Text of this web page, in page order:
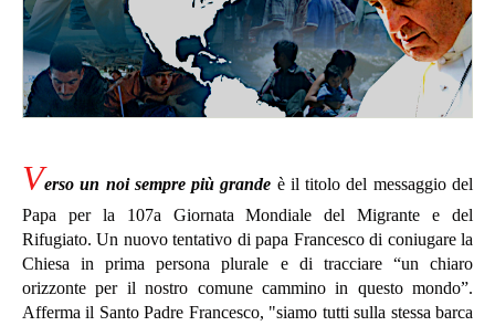
Verso un noi sempre più grande è il titolo del messaggio del
Papa per la 107a Giornata Mondiale del Migrante e del
Rifugiato. Un nuovo tentativo di papa Francesco di coniugare la
Chiesa in prima persona plurale e di tracciare “un chiaro
orizzonte per il nostro comune cammino in questo mondo”.
Afferma il Santo Padre Francesco, "siamo tutti sulla stessa barca